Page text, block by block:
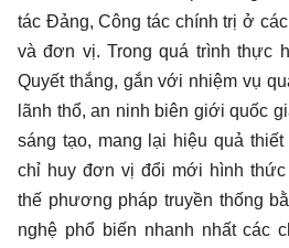
tác Đảng, Công tác chính trị ở
và đơn vị. Trong quá trình thực
Quyết thắng, gắn với nhiệm vụ
lãnh thổ, an ninh biên giới quốc
sáng tạo, mang lại hiệu quả
chỉ huy đơn vị đổi mới hình
thế phương pháp truyền thống
nghệ phổ biến nhanh nhất các